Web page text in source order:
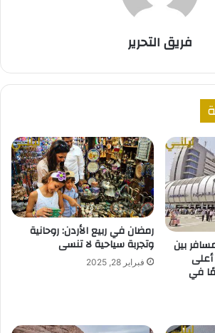
فريق التحرير
مسافر بين
في
رمضان في ربيع الأردن: روحانية
وتجربة سياحية لا تنسى
فبراير 28, 2025